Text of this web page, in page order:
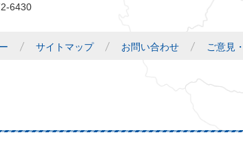
6430
サイトマップ お問い合わせ ご意見